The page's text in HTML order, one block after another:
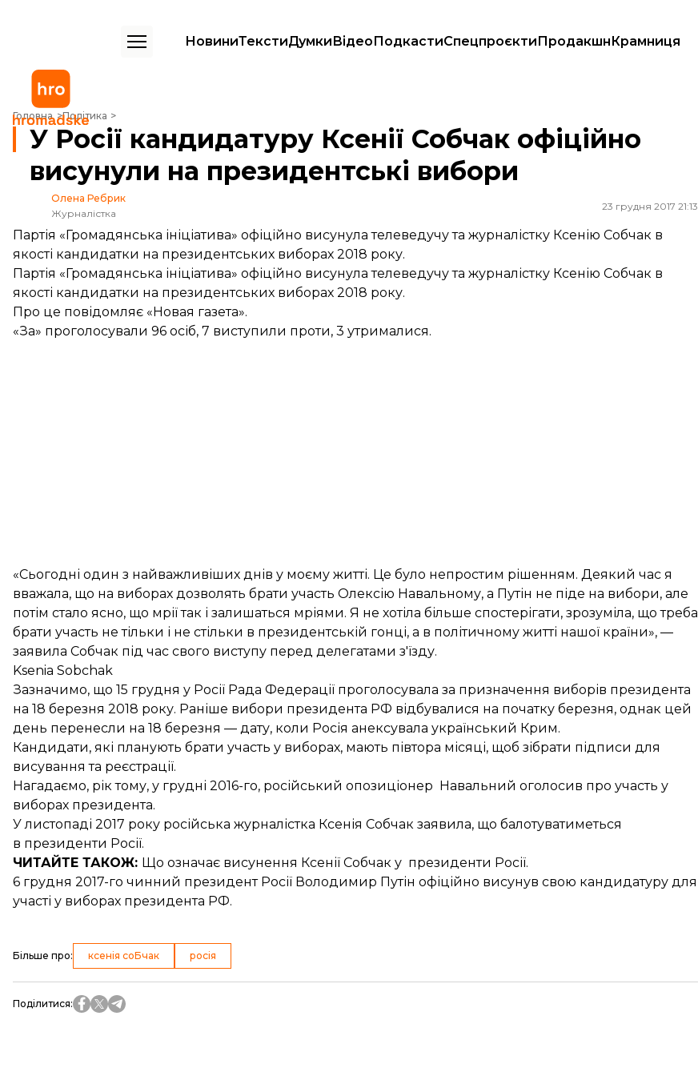
НовиниТекстиДумкиВідеоПодкастиСпецпроєктиПродакшнКрамниця
Головна Політика
У Росії кандидатуру Ксенії Собчак офіційно висунули на президентські вибори
У Росії кандидатуру Ксенії Собчак офіційно
висунули на президентські вибори
Олена Ребрик
Журналістка
23 грудня 2017 21:13
Партія «Громадянська ініціатива» офіційно висунула телеведучу та журналістку Ксенію Собчак в
якості кандидатки на президентських виборах 2018 року.
Партія «Громадянська ініціатива» офіційно висунула телеведучу та журналістку Ксенію Собчак в
якості кандидатки на президентських виборах 2018 року.
Про це повідомляє «Новая газета».
«За» проголосували 96 осіб, 7 виступили проти, 3 утрималися.
«Сьогодні один з найважливіших днів у моєму житті. Це було непростим рішенням. Деякий час я
вважала, що на виборах дозволять брати участь Олексію Навальному, а Путін не піде на вибори, але
потім стало ясно, що мрії так і залишаться мріями. Я не хотіла більше спостерігати, зрозуміла, що треба
брати участь не тільки і не стільки в президентській гонці, а в політичному житті нашої країни», —
заявила Собчак під час свого виступу перед делегатами з'їзду.
Ksenia Sobchak
Зазначимо, що 15 грудня у Росії Рада Федерації проголосувала за призначення виборів президента
на 18 березня 2018 року. Раніше вибори президента РФ відбувалися на початку березня, однак цей
день перенесли на 18 березня — дату, коли Росія анексувала український Крим.
Кандидати, які планують брати участь у виборах, мають півтора місяці, щоб зібрати підписи для
висування та реєстрації.
Нагадаємо, рік тому, у грудні 2016-го, російський опозиціонер Навальний оголосив про участь у
виборах президента.
У листопаді 2017 року російська журналістка Ксенія Собчак заявила, що балотуватиметься
в президенти Росії.
ЧИТАЙТЕ ТАКОЖ: Що означає висунення Ксенії Собчак у президенти Росії.
6 грудня 2017-го чинний президент Росії Володимир Путін офіційно висунув свою кандидатуру для
участі у виборах президента РФ.
Більше про: ксенія соБчак росія
Поділитися: